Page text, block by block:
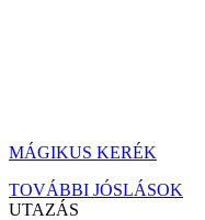
MÁGIKUS KERÉK
TOVÁBBI JÓSLÁSOK
UTAZÁS